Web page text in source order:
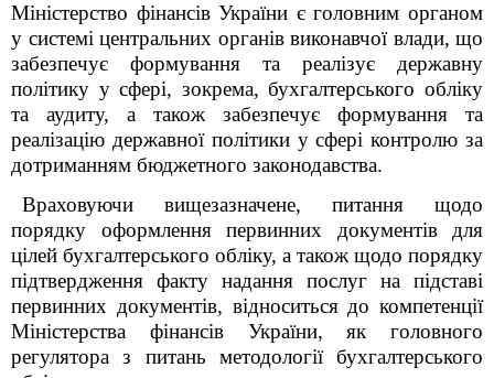
Міністерство фінансів України є головним органом
у системі центральних органів виконавчої влади, що
забезпечує формування та реалізує державну
політику у сфері, зокрема, бухгалтерського обліку
та аудиту, а також забезпечує формування та
реалізацію державної політики у сфері контролю за
дотриманням бюджетного законодавства.
Враховуючи вищезазначене, питання щодо
порядку оформлення первинних документів для
цілей бухгалтерського обліку, а також щодо порядку
підтвердження факту надання послуг на підставі
первинних документів, відноситься до компетенції
Міністерства фінансів України, як головного
регулятора з питань методології бухгалтерського